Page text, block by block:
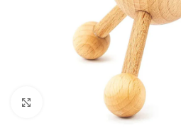
Click to enlarge